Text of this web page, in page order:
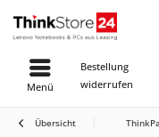
Bestellung
widerrufen
Menü
Übersicht